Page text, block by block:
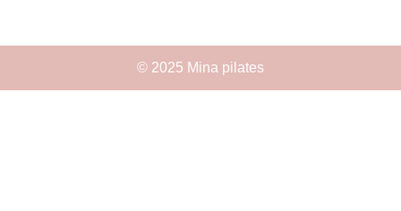
© 2025 Mina pilates